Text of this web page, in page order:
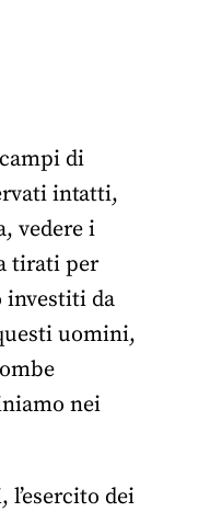
di
intatti,
vedere i
tirati per
investiti da
uomini,
nei
dei